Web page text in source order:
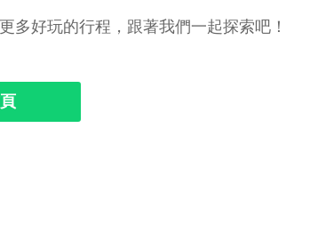
多好玩的行程，跟著我們一起探索吧！